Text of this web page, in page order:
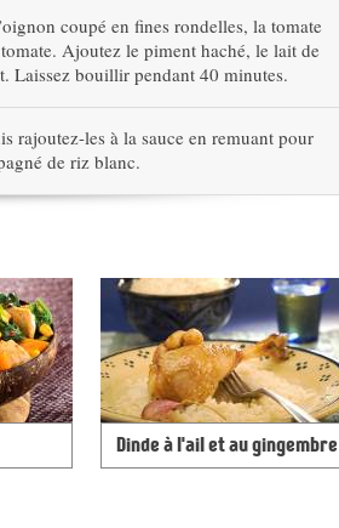
coupé en fines rondelles, la tomate
Ajoutez le piment haché, le lait de
Laissez bouillir pendant 40 minutes.
rajoutez-les à la sauce en remuant pour
de riz blanc.
Dinde à l'ail et au gingembre